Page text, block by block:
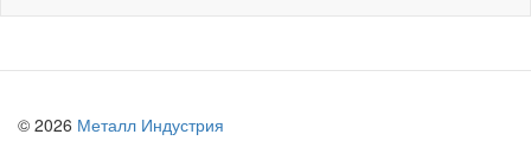
© 2026 Металл Индустрия